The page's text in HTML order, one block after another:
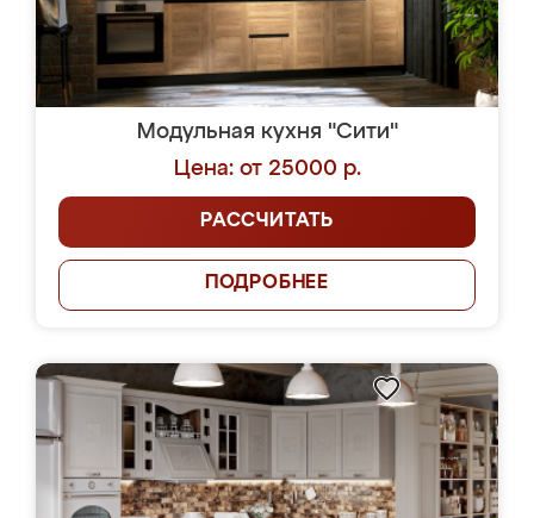
Модульная кухня "Сити"
Цена: от 25000 р.
РАССЧИТАТЬ
ПОДРОБНЕЕ